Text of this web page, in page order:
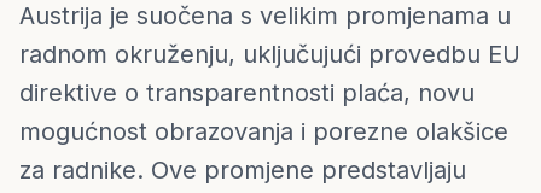
Austrija je suočena s velikim promjenama u
radnom okruženju, uključujući provedbu EU
direktive o transparentnosti plaća, novu
mogućnost obrazovanja i porezne olakšice
za radnike. Ove promjene predstavljaju